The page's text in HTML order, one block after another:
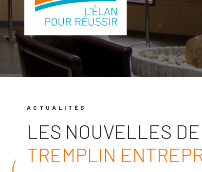
ACTUALITÉS
LES NOUVELLES DE
TREMPLIN